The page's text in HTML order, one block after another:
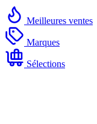
Meilleures ventes
Marques
Sélections